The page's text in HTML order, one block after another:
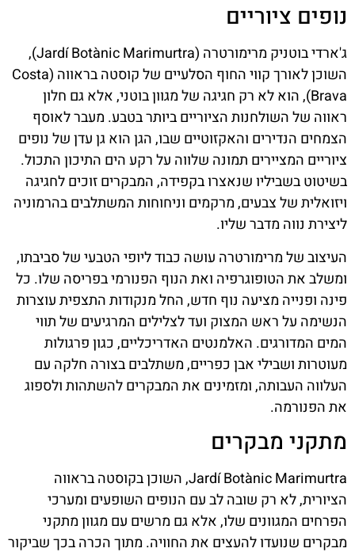
נופים ציוריים
ג'ארדי בוטניק מרימורטרה (Jardí Botànic Marimurtra),
השוכן לאורך קווי החוף הסלעיים של קוסטה בראווה (Costa
Brava), הוא לא רק חגיגה של מגוון בוטני, אלא גם חלון
ראווה של השולחנות הציוריים ביותר בטבע. מעבר לאוסף
הצמחים הנדירים והאקזוטיים שבו, הגן הוא גן עדן של נופים
ציוריים המציירים תמונה שלווה על רקע הים התיכון התכול.
בשיטוט בשביליו שנאצרו בקפידה, המבקרים זוכים לחגיגה
ויזואלית של צבעים, מרקמים וניחוחות המשתלבים בהרמוניה
ליצירת נווה מדבר שליו.
העיצוב של מרימורטרה עושה כבוד ליופי הטבעי של סביבתו,
ומשלב את הטופוגרפיה ואת הנוף הפנורמי בפריסה שלו. כל
פינה ופנייה מציעה נוף חדש, החל מנקודות התצפית עוצרות
הנשימה על ראש המצוק ועד לצלילים המרגיעים של תווי
המים המדורגים. האלמנטים האדריכליים, כגון פרגולות
מעוטרות ושבילי אבן כפריים, משתלבים בצורה חלקה עם
העלווה העבותה, ומזמינים את המבקרים להשתהות ולספוג
את הפנורמה.
מתקני מבקרים
Jardí Botànic Marimurtra, השוכן בקוסטה בראווה
הציורית, לא רק שובה לב עם הנופים השופעים ומערכי
הפרחים המגוונים שלו, אלא גם מרשים עם מגוון מתקני
מבקרים שנועדו להעצים את החוויה. מתוך הכרה בכך שביקור